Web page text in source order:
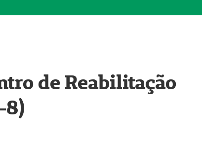
de Reabilitação
8)